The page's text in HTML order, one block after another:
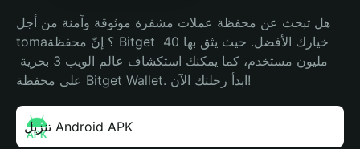
هل تبحث عن محفظة عملات مشفرة موثوقة وآمنة من أجل
toma؟ إنّ محفظة Bitget خيارك الأفضل. حيث يثق بها 40
على محفظة Bitget Wallet. ابدأ رحلتك الآن!
تنزيل Android APK